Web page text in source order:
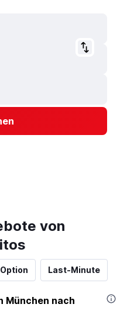
von
Last-Minute
München nach